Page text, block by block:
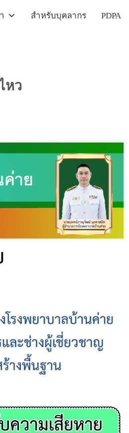
สำหรับบุคลากร PDPA
หว